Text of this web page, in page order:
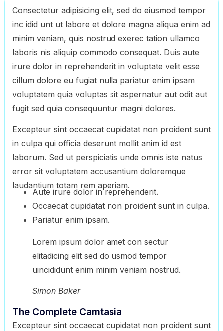
Consectetur adipisicing elit, sed do eiusmod tempor
inc idid unt ut labore et dolore magna aliqua enim ad
minim veniam, quis nostrud exerec tation ullamco
laboris nis aliquip commodo consequat. Duis aute
irure dolor in reprehenderit in voluptate velit esse
cillum dolore eu fugiat nulla pariatur enim ipsam
voluptatem quia voluptas sit aspernatur aut odit aut
fugit sed quia consequuntur magni dolores.
Excepteur sint occaecat cupidatat non proident sunt
in culpa qui officia deserunt mollit anim id est
laborum. Sed ut perspiciatis unde omnis iste natus
error sit voluptatem accusantium doloremque
laudantium totam rem aperiam.
Aute irure dolor in reprehenderit.
Occaecat cupidatat non proident sunt in culpa.
Pariatur enim ipsam.
Lorem ipsum dolor amet con sectur
elitadicing elit sed do usmod tempor
uincididunt enim minim veniam nostrud.
Simon Baker
The Complete Camtasia
Excepteur sint occaecat cupidatat non proident sunt